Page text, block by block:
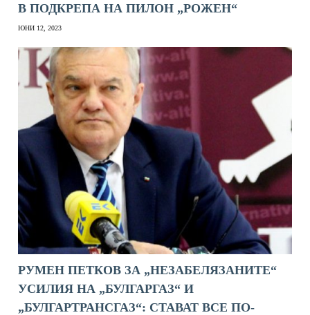
В ПОДКРЕПА НА ПИЛОН „РОЖЕН“
ЮНИ 12, 2023
РУМЕН ПЕТКОВ ЗА „НЕЗАБЕЛЯЗАНИТЕ“
УСИЛИЯ НА „БУЛГАРГАЗ“ И
„БУЛГАРТРАНСГАЗ“: СТАВАТ ВСЕ ПО-